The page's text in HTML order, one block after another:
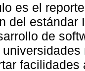
es el
del estándar
de